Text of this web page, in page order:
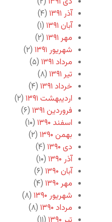
آذر ۱۳۹۱
(۴)
آبان ۱۳۹۱
(۱)
مهر ۱۳۹۱
(۲)
شهریور ۱۳۹۱
(۲)
مرداد ۱۳۹۱
(۵)
تیر ۱۳۹۱
(۸)
خرداد ۱۳۹۱
(۴)
اردیبهشت ۱۳۹۱
(۲)
فروردین ۱۳۹۱
(۶)
اسفند ۱۳۹۰
(۱۰)
بهمن ۱۳۹۰
(۲)
دی ۱۳۹۰
(۴)
آذر ۱۳۹۰
(۱۰)
آبان ۱۳۹۰
(۶)
مهر ۱۳۹۰
(۴)
شهریور ۱۳۹۰
(۸)
مرداد ۱۳۹۰
(۸)